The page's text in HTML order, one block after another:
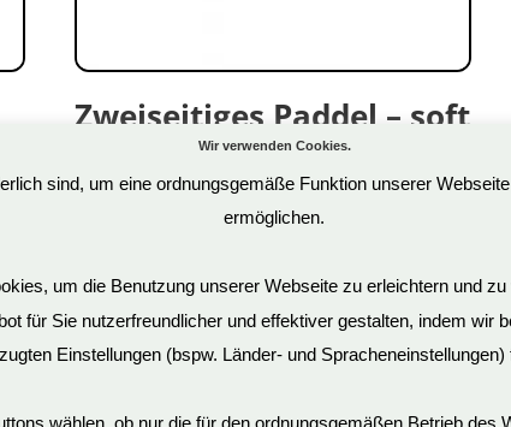
Zweiseitiges Paddel – soft
19,90€
Wir verwenden Cookies.
sind, um eine ordnungsgemäße Funktion unserer
ermöglichen.
um die Benutzung unserer Webseite zu erleichtern und
für Sie nutzerfreundlicher und effektiver gestalten, indem
Einstellungen (bspw. Länder- und Spracheneinstellungen)